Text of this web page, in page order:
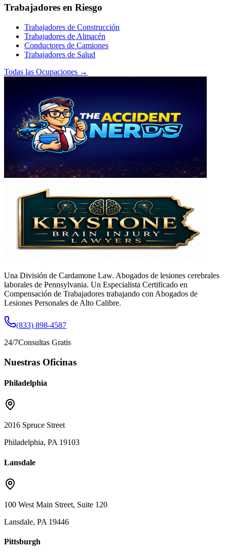
Trabajadores en Riesgo
Trabajadores de Construcción
Trabajadores de Almacén
Conductores de Camiones
Trabajadores de Salud
Todas las Ocupaciones →
Una División de Cardamone Law. Abogados de lesiones cerebrales
laborales de Pennsylvania. Un Especialista Certificado en
Compensación de Trabajadores trabajando con Abogados de
Lesiones Personales de Alto Calibre.
(833) 898-4587
24/7Consultas Gratis
Nuestras Oficinas
Philadelphia
2016 Spruce Street
Philadelphia, PA 19103
Lansdale
100 West Main Street, Suite 120
Lansdale, PA 19446
Pittsburgh